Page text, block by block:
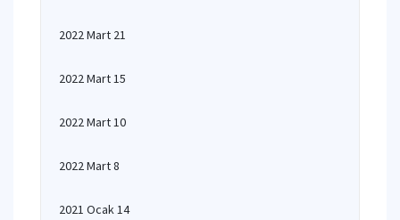
2022 Mart 21
2022 Mart 15
2022 Mart 10
2022 Mart 8
2021 Ocak 14